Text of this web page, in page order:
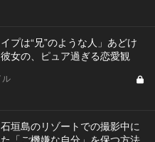
イプは“兄”のような人」あどけ
女の、ピュア過ぎる恋愛観
ル
垣島のリゾートでの撮影中に
「ご機嫌な自分」を保つ方法